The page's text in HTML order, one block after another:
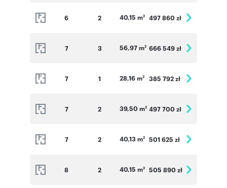
6 2 40,15 m2 497 860 zł
7 3 56,97 m2 666 549 zł
7 1 28,16 m2 385 792 zł
7 2 39,50 m2 497 700 zł
7 2 40,13 m2 501 625 zł
8 2 40,15 m2 505 890 zł